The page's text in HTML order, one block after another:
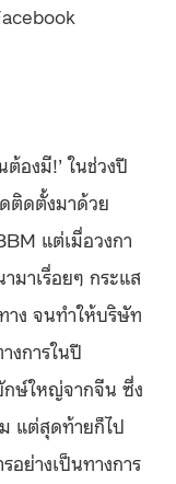
ต้องมี!’ ในช่วงปี
ติดตั้งมาด้วย
แต่เมื่อวงกา
มาเรื่อยๆ กระแส
ง จนทำให้บริษัท
งการในปี
ษ์ใหญ่จากจีน ซึ่ง
แต่สุดท้ายก็ไป
อย่างเป็นทางการ